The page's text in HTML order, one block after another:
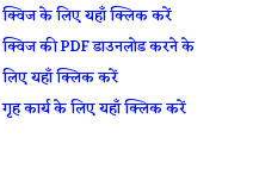
क्विज के लिए यहाँ क्लिक करें
क्विज की PDF डाउनलोड करने के
लिए यहाँ क्लिक करें
गृह कार्य के लिए यहाँ क्लिक करें